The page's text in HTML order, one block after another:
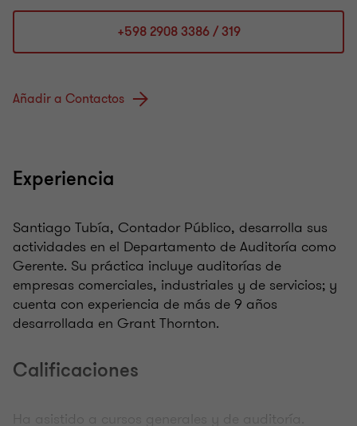
+598 2908 3386 / 319
Añadir a Contactos
Experiencia
Santiago Tubía, Contador Público, desarrolla sus
actividades en el Departamento de Auditoría como
Gerente. Su práctica incluye auditorías de
empresas comerciales, industriales y de servicios; y
cuenta con experiencia de más de 9 años
desarrollada en Grant Thornton.
Calificaciones
Ha asistido a cursos generales y de auditoría.